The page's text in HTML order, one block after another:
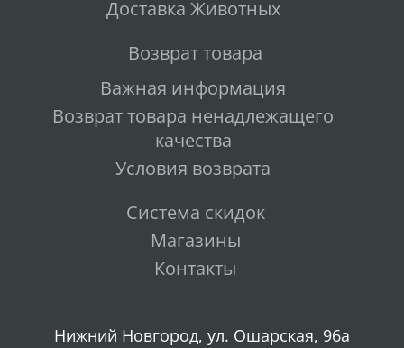
Доставка Животных
Возврат товара
Важная информация
Возврат товара ненадлежащего
качества
Условия возврата
Система скидок
Магазины
Контакты
Нижний Новгород, ул. Ошарская, 96а